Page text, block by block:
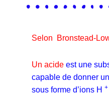
Selon Bronstead-
Un acide est une
capable de donner
sous forme d’ions H +